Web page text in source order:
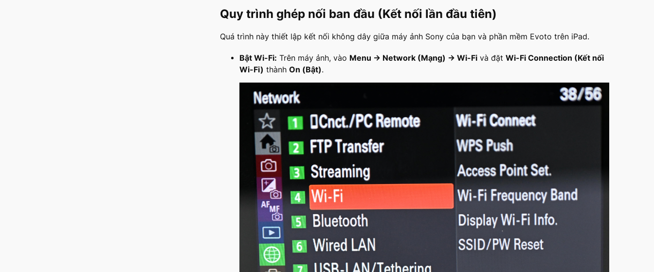
Quy trình ghép nối ban đầu (Kết nối lần đầu tiên)
Quá trình này thiết lập kết nối không dây giữa máy ảnh Sony của bạn và phần mềm Evoto trên iPad.
Bật Wi-Fi: Trên máy ảnh, vào Menu → Network (Mạng) → Wi-Fi và đặt Wi-Fi Connection (Kết nối
Wi-Fi) thành On (Bật).